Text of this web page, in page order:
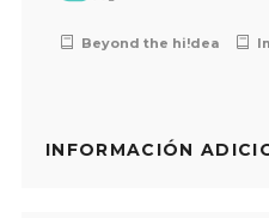
Beyond the hi!dea
INFORMACIÓN